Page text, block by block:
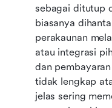
sebagai ditutup
biasanya
perakaunan
atau integrasi
dan
tidak lengkap
jelas sering